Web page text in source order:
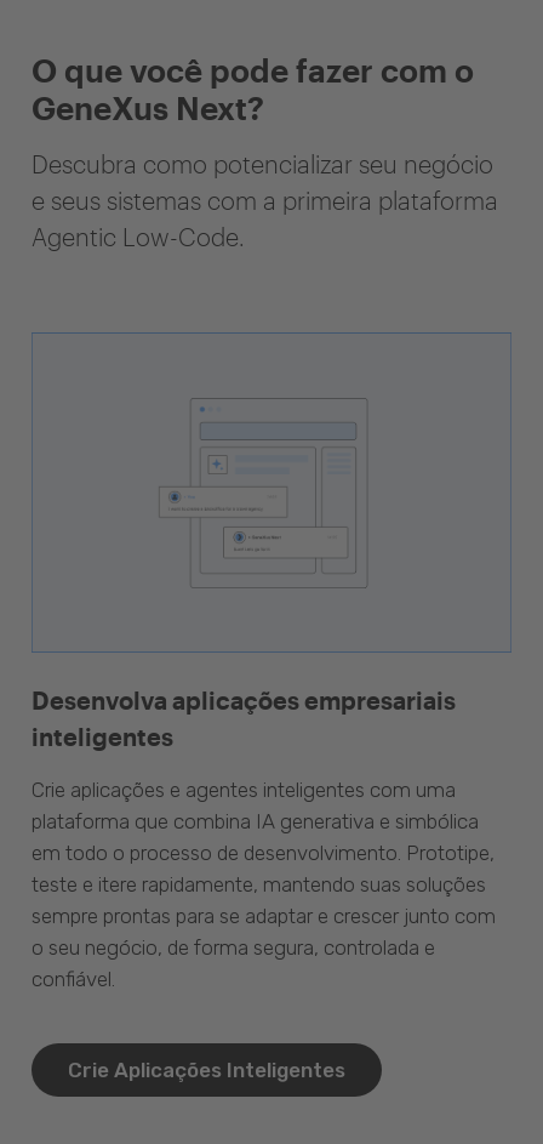
O que você pode fazer com o
GeneXus Next?
Descubra como potencializar seu negócio
e seus sistemas com a primeira plataforma
Agentic Low-Code.
Desenvolva aplicações empresariais
inteligentes
Crie aplicações e agentes inteligentes com uma
plataforma que combina IA generativa e simbólica
em todo o processo de desenvolvimento. Prototipe,
teste e itere rapidamente, mantendo suas soluções
sempre prontas para se adaptar e crescer junto com
o seu negócio, de forma segura, controlada e
confiável.
Crie Aplicações Inteligentes